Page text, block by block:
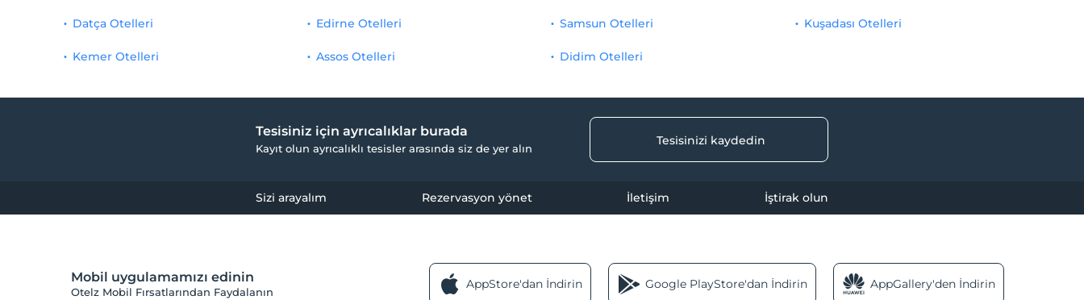
Datça Otelleri
Kemer Otelleri
Edirne Otelleri
Assos Otelleri
Samsun Otelleri
Didim Otelleri
Kuşadası Otelleri
Tesisiniz için ayrıcalıklar burada
Kayıt olun ayrıcalıklı tesisler arasında siz de yer alın
Tesisinizi kaydedin
Sizi arayalım Rezervasyon yönet İletişim İştirak olun
Mobil uygulamamızı edinin
Otelz Mobil Fırsatlarından Faydalanın
AppStore'dan İndirin Google PlayStore'dan İndirin AppGallery'den İndirin